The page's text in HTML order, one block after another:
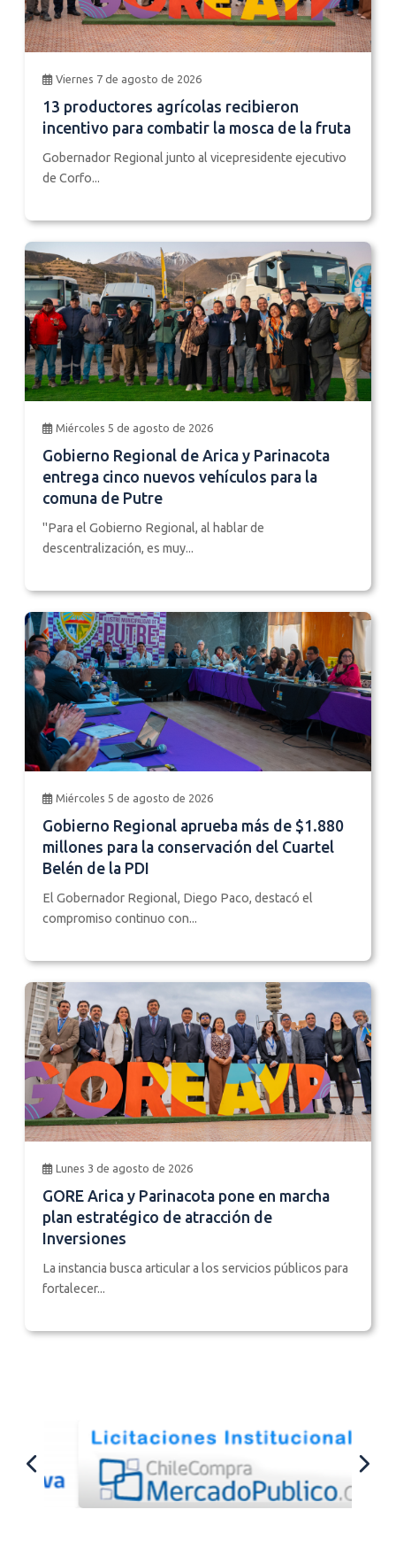
Viernes 7 de agosto de 2026
13 productores agrícolas recibieron
incentivo para combatir la mosca de la fruta
Gobernador Regional junto al vicepresidente ejecutivo
de Corfo...
Miércoles 5 de agosto de 2026
Gobierno Regional de Arica y Parinacota
entrega cinco nuevos vehículos para la
comuna de Putre
"Para el Gobierno Regional, al hablar de
descentralización, es muy...
Miércoles 5 de agosto de 2026
Gobierno Regional aprueba más de $1.880
millones para la conservación del Cuartel
Belén de la PDI
El Gobernador Regional, Diego Paco, destacó el
compromiso continuo con...
Lunes 3 de agosto de 2026
GORE Arica y Parinacota pone en marcha
plan estratégico de atracción de
Inversiones
La instancia busca articular a los servicios públicos para
fortalecer...